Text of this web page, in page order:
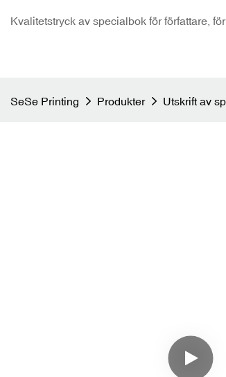
Kvalitetstryck av specialbok för författare,
SeSe Printing Produkter Utskrift av